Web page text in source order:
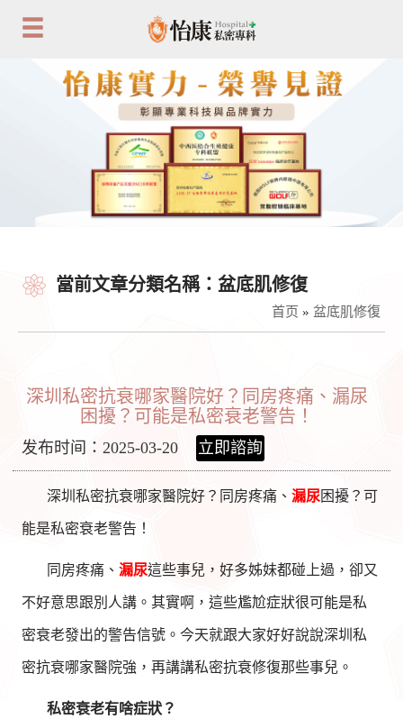
當前文章分類名稱：盆底肌修復
首页 » 盆底肌修復
深圳私密抗衰哪家醫院好？同房疼痛、漏尿
困擾？可能是私密衰老警告！
发布时间：2025-03-20 立即諮詢
深圳私密抗衰哪家醫院好？同房疼痛、漏尿困擾？可
能是私密衰老警告！
同房疼痛、漏尿這些事兒，好多姊妹都碰上過，卻又
不好意思跟別人講。其實啊，這些尷尬症狀很可能是私
密衰老發出的警告信號。今天就跟大家好好說說深圳私
密抗衰哪家醫院強，再講講私密抗衰修復那些事兒。
私密衰老有啥症狀？